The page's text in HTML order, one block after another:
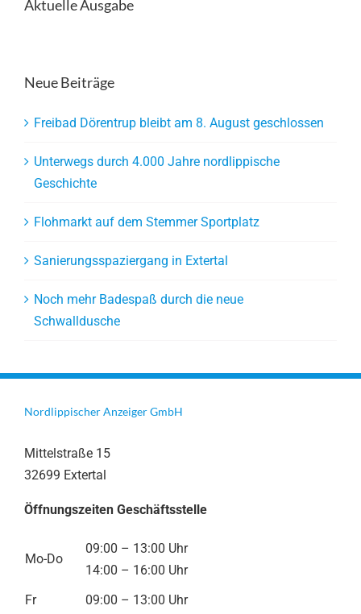
Aktuelle Ausgabe
Neue Beiträge
Freibad Dörentrup bleibt am 8. August geschlossen
Unterwegs durch 4.000 Jahre nordlippische
Geschichte
Flohmarkt auf dem Stemmer Sportplatz
Sanierungsspaziergang in Extertal
Noch mehr Badespaß durch die neue
Schwalldusche
Nordlippischer Anzeiger GmbH
Mittelstraße 15
32699 Extertal
Öffnungszeiten Geschäftsstelle
Mo-Do
09:00 – 13:00 Uhr
14:00 – 16:00 Uhr
Fr
09:00 – 13:00 Uhr